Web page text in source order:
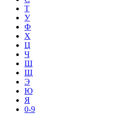
Т
У
Ф
Х
Ц
Ч
Ш
Щ
Э
Ю
Я
0-9